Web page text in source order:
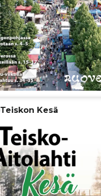
Teiskon Kesä